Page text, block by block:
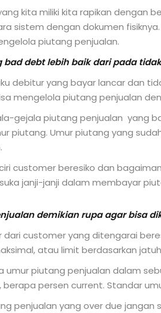
kita miliki kita rapikan dengan
sistem dengan dokumen
piutang penjualan.
bad debt lebih baik dari pada
debitur yang bayar lancar dan
mengelola piutang penjualan
gejala piutang penjualan yang
piutang. Umur piutang yang
customer beresiko dan
janji-janji dalam membayar
demikian rupa agar bisa
dari customer yang ditengarai
atau limit berdasarkan
umur piutang penjualan dalam
persen current. Standar
penjualan yang over due